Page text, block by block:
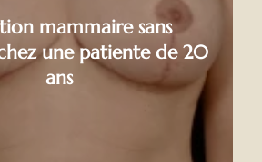
mammaire sans
une patiente de 20
ans